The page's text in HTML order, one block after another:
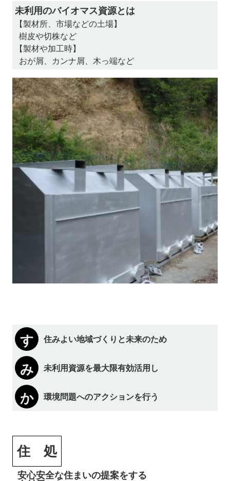
未利用のバイオマス資源とは
【製材所、市場などの土場】
樹皮や切株など
【製材や加工時】
おが屑、カンナ屑、木っ端など
す 住みよい地域づくりと未来のため
み 未利用資源を最大限有効活用し
か 環境問題へのアクションを行う
住 処
安心安全な住まいの提案をする